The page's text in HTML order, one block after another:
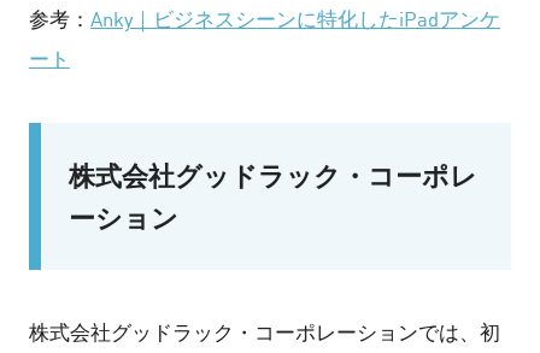
参考： Anky｜ビジネスシーンに特化したiPadアンケ
ート
株式会社グッドラック・コーポレ
ーション
株式会社グッドラック・コーポレーションでは、初